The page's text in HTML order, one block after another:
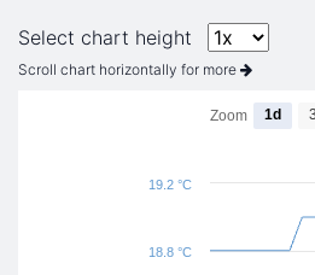
Select chart height
Scroll chart horizontally for more
18.8 °C
19.2 °C
Zoom 1d